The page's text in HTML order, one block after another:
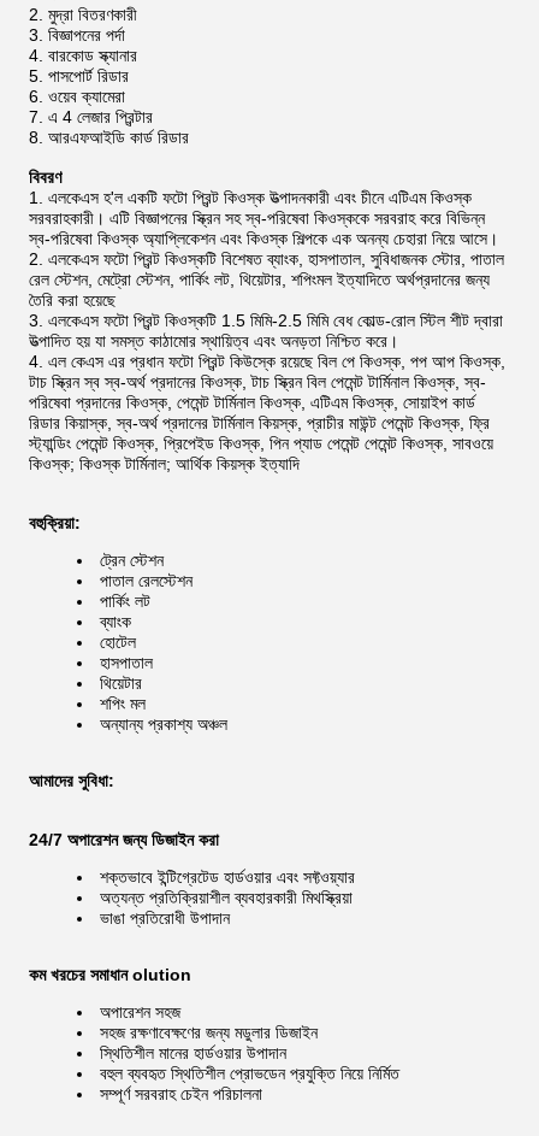
মুদ্রা বিতরণকারী
বিজ্ঞাপনের পর্দা
বারকোড স্ক্যানার
পাসপোর্ট রিডার
ওয়েব ক্যামেরা
এ 4 লেজার প্রিন্টার
আরএফআইডি কার্ড রিডার
বিবরণ
এলকেএস হ'ল একটি ফটো প্রিন্ট কিওস্ক উত্পাদনকারী এবং চীনে এটিএম কিওস্ক
সরবরাহকারী। এটি বিজ্ঞাপনের স্ক্রিন সহ স্ব-পরিষেবা কিওস্ককে সরবরাহ করে বিভিন্ন
স্ব-পরিষেবা কিওস্ক অ্যাপ্লিকেশন এবং কিওস্ক শিল্পকে এক অনন্য চেহারা নিয়ে আসে।
এলকেএস ফটো প্রিন্ট কিওস্কটি বিশেষত ব্যাংক, হাসপাতাল, সুবিধাজনক স্টোর, পাতাল
রেল স্টেশন, মেট্রো স্টেশন, পার্কিং লট, থিয়েটার, শপিংমল ইত্যাদিতে অর্থপ্রদানের জন্য
তৈরি করা হয়েছে
এলকেএস ফটো প্রিন্ট কিওস্কটি 1.5 মিমি-2.5 মিমি বেধ কোল্ড-রোল স্টিল শীট দ্বারা
উত্পাদিত হয় যা সমস্ত কাঠামোর স্থায়িত্ব এবং অনড়তা নিশ্চিত করে।
এল কেএস এর প্রধান ফটো প্রিন্ট কিউস্কে রয়েছে বিল পে কিওস্ক, পপ আপ কিওস্ক,
টাচ স্ক্রিন স্ব স্ব-অর্থ প্রদানের কিওস্ক, টাচ স্ক্রিন বিল পেমেন্ট টার্মিনাল কিওস্ক, স্ব-
পরিষেবা প্রদানের কিওস্ক, পেমেন্ট টার্মিনাল কিওস্ক, এটিএম কিওস্ক, সোয়াইপ কার্ড
রিডার কিয়াস্ক, স্ব-অর্থ প্রদানের টার্মিনাল কিয়স্ক, প্রাচীর মাউন্ট পেমেন্ট কিওস্ক, ফ্রি
স্ট্যান্ডিং পেমেন্ট কিওস্ক, প্রিপেইড কিওস্ক, পিন প্যাড পেমেন্ট পেমেন্ট কিওস্ক, সাবওয়ে
কিওস্ক; কিওস্ক টার্মিনাল; আর্থিক কিয়স্ক ইত্যাদি
বহুক্রিয়া:
ট্রেন স্টেশন
পাতাল রেলস্টেশন
পার্কিং লট
ব্যাংক
হোটেল
হাসপাতাল
থিয়েটার
শপিং মল
অন্যান্য প্রকাশ্য অঞ্চল
আমাদের সুবিধা:
24/7 অপারেশন জন্য ডিজাইন করা
শক্তভাবে ইন্টিগ্রেটেড হার্ডওয়ার এবং সফ্টওয়্যার
অত্যন্ত প্রতিক্রিয়াশীল ব্যবহারকারী মিথস্ক্রিয়া
ভাঙা প্রতিরোধী উপাদান
কম খরচের সমাধান olution
অপারেশন সহজ
সহজ রক্ষণাবেক্ষণের জন্য মডুলার ডিজাইন
স্থিতিশীল মানের হার্ডওয়ার উপাদান
বহুল ব্যবহৃত স্থিতিশীল প্রোভডেন প্রযুক্তি নিয়ে নির্মিত
সম্পূর্ণ সরবরাহ চেইন পরিচালনা